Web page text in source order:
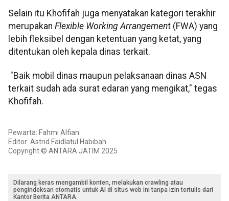
Selain itu Khofifah juga menyatakan kategori terakhir
merupakan Flexible Working Arrangement (FWA) yang
lebih fleksibel dengan ketentuan yang ketat, yang
ditentukan oleh kepala dinas terkait.
"Baik mobil dinas maupun pelaksanaan dinas ASN
terkait sudah ada surat edaran yang mengikat," tegas
Khofifah.
Pewarta: Fahmi Alfian
Editor: Astrid Faidlatul Habibah
Copyright © ANTARA JATIM 2025
Dilarang keras mengambil konten, melakukan crawling atau
pengindeksan otomatis untuk AI di situs web ini tanpa izin tertulis dari
Kantor Berita ANTARA.